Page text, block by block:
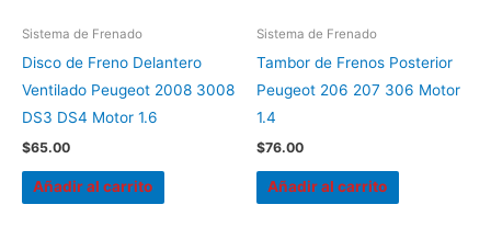
Sistema de Frenado
Disco de Freno Delantero
Ventilado Peugeot 2008 3008
DS3 DS4 Motor 1.6
$65.00
Añadir al carrito
Sistema de Frenado
Tambor de Frenos Posterior
Peugeot 206 207 306 Motor
1.4
$76.00
Añadir al carrito